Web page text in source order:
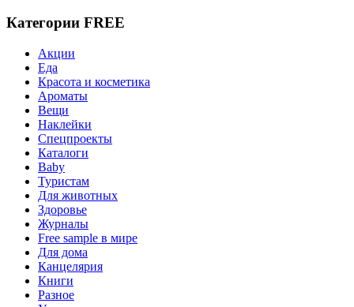
Категории FREE
Акции
Еда
Красота и косметика
Ароматы
Вещи
Наклейки
Спецпроекты
Каталоги
Baby
Туристам
Для животных
Здоровье
Журналы
Free sample в мире
Для дома
Канцелярия
Книги
Разное